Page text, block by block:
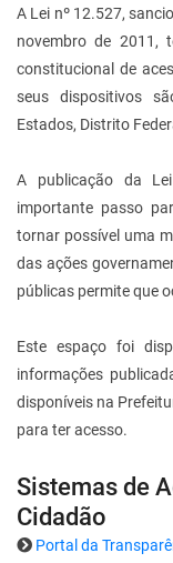
A Lei nº 12.527,
novembro de 2011,
constitucional de
seus dispositivos
Estados, Distrito
A publicação da
importante passo
tornar possível uma
das ações
públicas permite que
Este espaço foi
informações
disponíveis na
para ter acesso.
Sistemas de
Cidadão
Portal da